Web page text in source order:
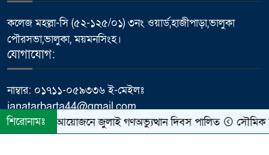
প্রধানমন্ত্রীর কার্যালয়ের ক্যাবল চুরি
ইস্যুতে প্রকাশিত সংবাদের প্রতিবাদ,
ফজলে রাব্বী
৮
পাবনায় বিদ্যুৎস্পৃষ্ট হয়ে যুব‌কের
মর্মান্তিক মৃত্যু
৯
কলেজ মহল্লা-সি (৫২-১২৫/০১) ৩নং ওয়ার্ড,হাজীপাড়া,ভালুকা
পৌরসভা,ভালুকা, ময়মনসিংহ।
যোগাযোগ:
নাম্বার: ০১৭১১-০৫৯৩৩৬ ই-মেইলঃ
janatarbarta44@gmail.com
শিরোনামঃনানা আয়োজনে জুলাই গণঅভ্যুত্থান দিবস পালিত সৌমিক